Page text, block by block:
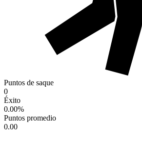
Puntos de saque
0
Éxito
0.00%
Puntos promedio
0.00